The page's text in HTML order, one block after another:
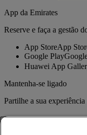
App da Emirates
Reserve e faça a gestão
App StoreApp
Google Play
Huawei App
Mantenha-se ligado
Partilhe a sua experiência